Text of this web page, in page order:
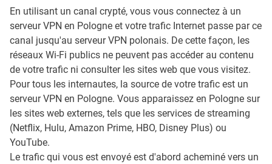
En utilisant un canal crypté, vous vous connectez à un
serveur VPN en Pologne et votre trafic Internet passe par ce
canal jusqu'au serveur VPN polonais. De cette façon, les
réseaux Wi-Fi publics ne peuvent pas accéder au contenu
de votre trafic ni consulter les sites web que vous visitez.
Pour tous les internautes, la source de votre trafic est un
serveur VPN en Pologne. Vous apparaissez en Pologne sur
les sites web externes, tels que les services de streaming
(Netflix, Hulu, Amazon Prime, HBO, Disney Plus) ou
YouTube.
Le trafic qui vous est envoyé est d'abord acheminé vers un